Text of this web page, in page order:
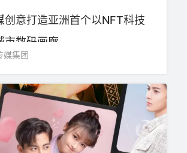
创意打造亚洲首个以NFT科技
市数码画廊
媒集团